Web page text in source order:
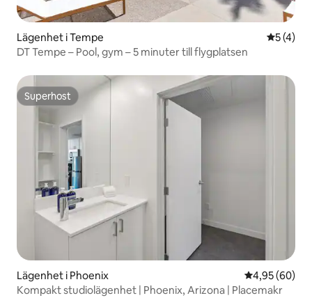
Lägenhet i Tempe 5 av 5 i
5 (4)
DT Tempe – Pool, gym – 5 minuter till flygplatsen
Superhost
Superhost
Lägenhet i Phoenix 4,95 av 5 i
4,95 (60)
Kompakt studiolägenhet | Phoenix, Arizona | Placemakr